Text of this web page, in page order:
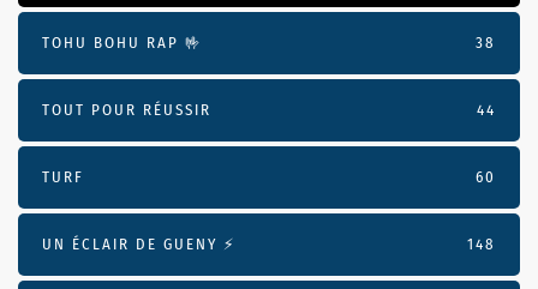
TOHU BOHU RAP 🤟 38
TOUT POUR RÉUSSIR 44
TURF 60
UN ÉCLAIR DE GUENY ⚡️ 148